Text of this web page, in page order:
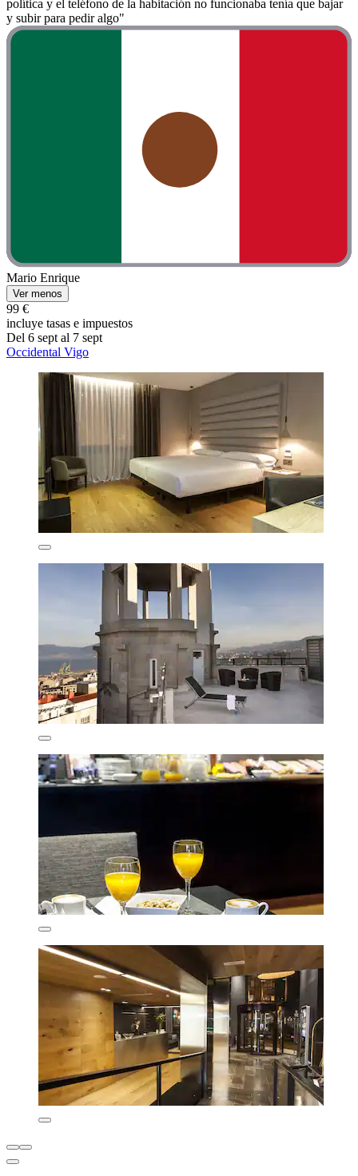
política y el teléfono de la habitación no funcionaba tenía que bajar
y subir para pedir algo"
Mario Enrique
Ver menos
99 €
incluye tasas e impuestos
Del 6 sept al 7 sept
Occidental Vigo